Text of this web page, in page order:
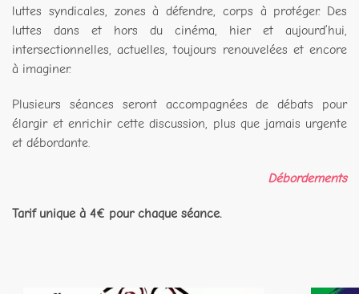
luttes syndicales, zones à défendre, corps à protéger. Des
luttes dans et hors du cinéma, hier et aujourd’hui,
intersectionnelles, actuelles, toujours renouvelées et encore
à imaginer.
Plusieurs séances seront accompagnées de débats pour
élargir et enrichir cette discussion, plus que jamais urgente
et débordante.
Débordements
Tarif unique à 4€ pour chaque séance.